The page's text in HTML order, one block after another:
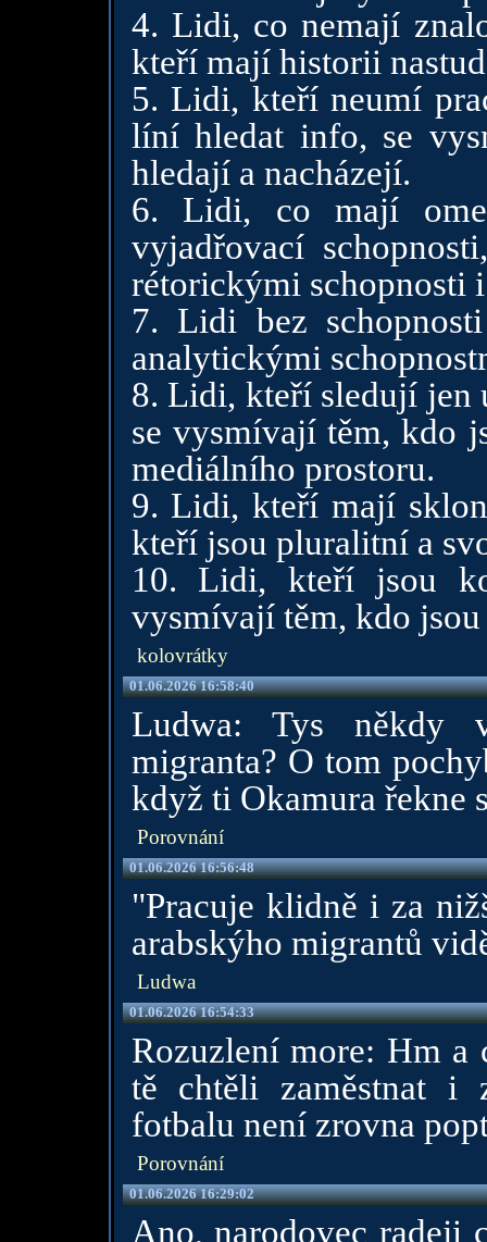
4. Lidi, co nemají
kteří mají historii
5. Lidi, kteří neumí
líní hledat info, se
hledají a nacházejí.
6. Lidi, co mají
vyjadřovací
rétorickými schopnosti
7. Lidi bez
analytickými
8. Lidi, kteří sledují jen
se vysmívají těm, kdo
mediálního prostoru.
9. Lidi, kteří mají
kteří jsou pluralitní a
10. Lidi, kteří jsou
vysmívají těm, kdo
kolovrátky
01.06.2026 16:58:40
Ludwa: Tys někdy
migranta? O tom
když ti Okamura řekne
Porovnání
01.06.2026 16:56:48
"Pracuje klidně i za
arabskýho migrantů
Ludwa
01.06.2026 16:54:33
Rozuzlení more: Hm a
tě chtěli zaměstnat i
fotbalu není zrovna
Porovnání
01.06.2026 16:29:02
Ano, narodovec radeji